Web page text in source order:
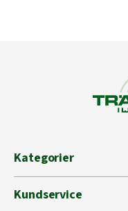
Kategorier
Kundservice